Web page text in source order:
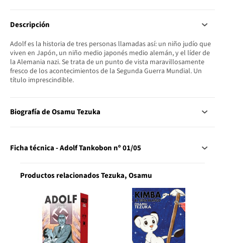
Descripción
Adolf es la historia de tres personas llamadas así: un niño judío que
viven en Japón, un niño medio japonés medio alemán, y el líder de
la Alemania nazi. Se trata de un punto de vista maravillosamente
fresco de los acontecimientos de la Segunda Guerra Mundial. Un
título imprescindible.
Biografía de Osamu Tezuka
Ficha técnica - Adolf Tankobon nº 01/05
Productos relacionados Tezuka, Osamu